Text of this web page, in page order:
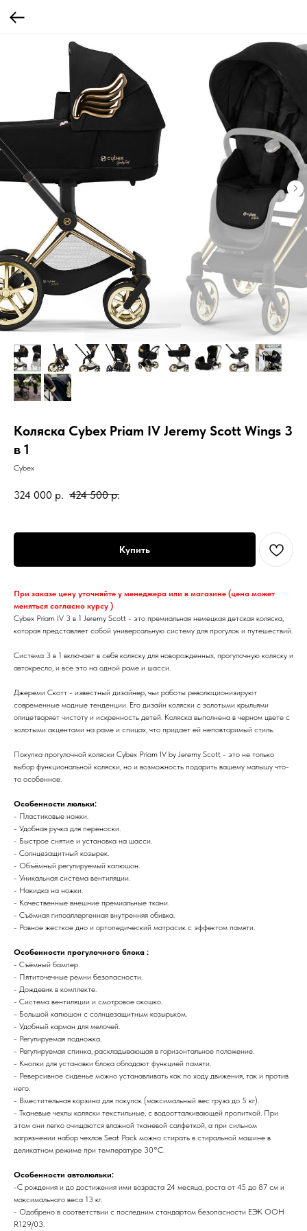
Коляска Cybex Priam IV Jeremy Scott Wings 3
в 1
Cybex
324 000 р. 424 500 р.
Купить
При заказе цену уточняйте у менеджера или в магазине (цена может
меняться согласно курсу )
Cybex Priam IV 3 в 1 Jeremy Scott - это премиальная немецкая детская коляска,
которая представляет собой универсальную систему для прогулок и путешествий.
Система 3 в 1 включает в себя коляску для новорожденных, прогулочную коляску и
автокресло, и все это на одной раме и шасси.
Джереми Скотт - известный дизайнер, чьи работы революционизируют
современные модные тенденции. Его дизайн коляски с золотыми крыльями
олицетворяет чистоту и искренность детей. Коляска выполнена в черном цвете с
золотыми акцентами на раме и спицах, что придает ей неповторимый стиль.
Покупка прогулочной коляски Cybex Priam IV by Jeremy Scott - это не только
выбор функциональной коляски, но и возможность подарить вашему малышу что-
то особенное.
Особенности люльки:
- Пластиковые ножки.
- Удобная ручка для переноски.
- Быстрое снятие и установка на шасси.
- Солнцезащитный козырек.
- Объёмный регулируемый капюшон.
- Уникальная система вентиляции.
- Накидка на ножки.
- Качественные внешние премиальные ткани.
- Съёмная гипоаллергенная внутренняя обивка.
- Ровное жесткое дно и ортопедический матрасик с эффектом памяти.
Особенности прогулочного блока :
- Съёмный бампер.
- Пятиточечные ремни безопасности.
- Дождевик в комплекте.
- Система вентиляции и смотровое окошко.
- Большой капюшон с солнцезащитным козырьком.
- Удобный карман для мелочей.
- Регулируемая подножка.
- Регулируемая спинка, раскладывающая в горизонтальное положение.
- Кнопки для установки блока обладают функцией памяти.
- Реверсивное сиденье можно устанавливать как по ходу движения, так и против
него.
- Вместительная корзина для покупок (максимальный вес груза до 5 кг).
- Тканевые чехлы коляски текстильные, с водоотталкивающей пропиткой. При
этом они легко очищаются влажной тканевой салфеткой, а при сильном
загрязнении набор чехлов Seat Pack можно стирать в стиральной машине в
деликатном режиме при температуре 30°С.
Особенности автолюльки:
-С рождения и до достижения ими возраста 24 месяца, роста от 45 до 87 см и
максимального веса 13 кг.
- Одобрено в соответствии с последним стандартом безопасности ЕЭК ООН
R129/03.